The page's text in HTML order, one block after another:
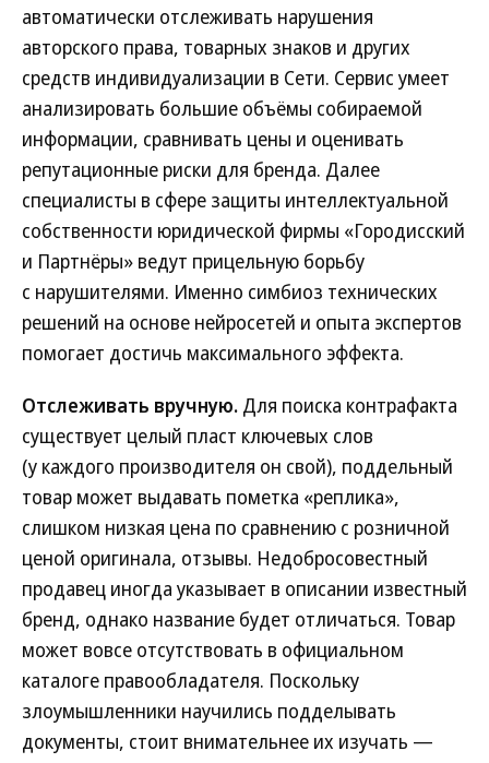
автоматически отслеживать нарушения
авторского права, товарных знаков и других
средств индивидуализации в Сети. Сервис умеет
анализировать большие объёмы собираемой
информации, сравнивать цены и оценивать
репутационные риски для бренда. Далее
специалисты в сфере защиты интеллектуальной
собственности юридической фирмы «Городисский
и Партнёры» ведут прицельную борьбу
с нарушителями. Именно симбиоз технических
решений на основе нейросетей и опыта экспертов
помогает достичь максимального эффекта.
Отслеживать вручную. Для поиска контрафакта
существует целый пласт ключевых слов
(у каждого производителя он свой), поддельный
товар может выдавать пометка «реплика»,
слишком низкая цена по сравнению с розничной
ценой оригинала, отзывы. Недобросовестный
продавец иногда указывает в описании известный
бренд, однако название будет отличаться. Товар
может вовсе отсутствовать в официальном
каталоге правообладателя. Поскольку
злоумышленники научились подделывать
документы, стоит внимательнее их изучать —